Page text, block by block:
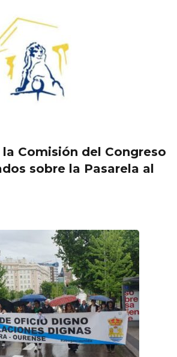
Comisión del Congreso
sobre la Pasarela al